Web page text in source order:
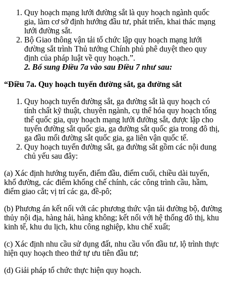
Quy hoạch mạng lưới đường sắt là quy hoạch ngành quốc
gia, làm cơ sở định hướng đầu tư, phát triển, khai thác mạng
lưới đường sắt.
Bộ Giao thông vận tải tổ chức lập quy hoạch mạng lưới
đường sắt trình Thủ tướng Chính phủ phê duyệt theo quy
định của pháp luật về quy hoạch.”.
2. Bổ sung Điều 7a vào sau Điều 7 như sau:
“Điều 7a. Quy hoạch tuyến đường sắt, ga đường sắt
Quy hoạch tuyến đường sắt, ga đường sắt là quy hoạch có
tính chất kỹ thuật, chuyên ngành, cụ thể hóa quy hoạch tổng
thể quốc gia, quy hoạch mạng lưới đường sắt, được lập cho
tuyến đường sắt quốc gia, ga đường sắt quốc gia trong đô thị,
ga đầu mối đường sắt quốc gia, ga liên vận quốc tế.
Quy hoạch tuyến đường sắt, ga đường sắt gồm các nội dung
chủ yếu sau đây:
(a) Xác định hướng tuyến, điểm đầu, điểm cuối, chiều dài tuyến,
khổ đường, các điểm khống chế chính, các công trình cầu, hầm,
điểm giao cắt; vị trí các ga, đề-pô;
(b) Phương án kết nối với các phương thức vận tải đường bộ, đường
thủy nội địa, hàng hải, hàng không; kết nối với hệ thống đô thị, khu
kinh tế, khu du lịch, khu công nghiệp, khu chế xuất;
(c) Xác định nhu cầu sử dụng đất, nhu cầu vốn đầu tư, lộ trình thực
hiện quy hoạch theo thứ tự ưu tiên đầu tư;
(d) Giải pháp tổ chức thực hiện quy hoạch.